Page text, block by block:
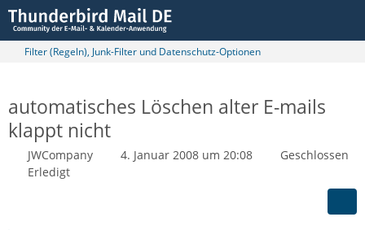
Filter (Regeln), Junk-Filter und Datenschutz-Optionen
automatisches Löschen alter E-mails
klappt nicht
JWCompany 4. Januar 2008 um 20:08
Geschlossen
Erledigt